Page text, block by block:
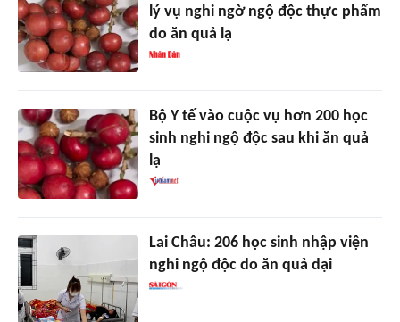
lý vụ nghi ngờ ngộ độc thực phẩm
do ăn quả lạ
Bộ Y tế vào cuộc vụ hơn 200 học
sinh nghi ngộ độc sau khi ăn quả
lạ
Lai Châu: 206 học sinh nhập viện
nghi ngộ độc do ăn quả dại